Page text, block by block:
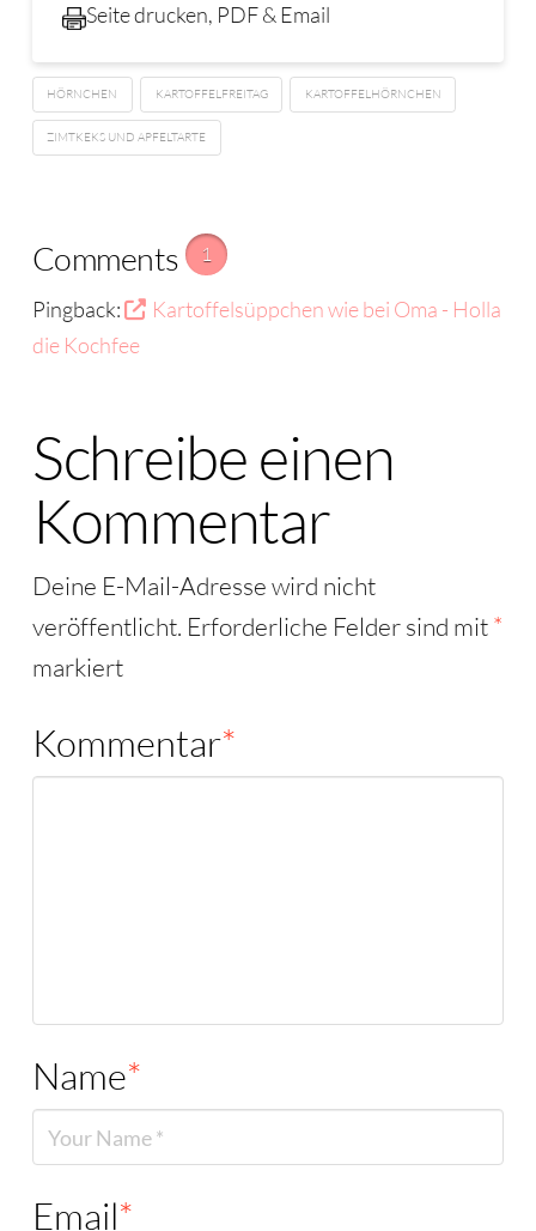
Seite drucken, PDF & Email
HÖRNCHEN KARTOFFELFREITAG KARTOFFELHÖRNCHEN
ZIMTKEKS UND APFELTARTE
Comments 1
Pingback:
Kartoffelsüppchen wie bei Oma - Holla
die Kochfee
Schreibe einen
Kommentar
Deine E-Mail-Adresse wird nicht
veröffentlicht. Erforderliche Felder sind mit*
markiert
Kommentar*
Name*
Email*